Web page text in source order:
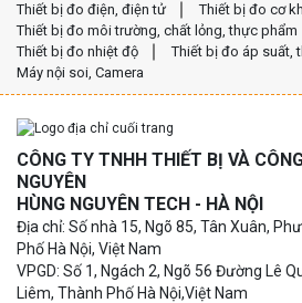
Thiết bị đo điện, điện tử
Thiết bị đo cơ
Thiết bị đo môi trường, chất lỏng, thực phẩm
Thiết bị đo nhiệt độ
Thiết bị đo áp suất,
Máy nội soi, Camera
CÔNG TY TNHH THIẾT BỊ VÀ
NGUYÊN
HÙNG NGUYÊN TECH - HÀ NỘI
Địa chỉ: Số nhà 15, Ngõ 85, Tân Xuân,
Phố Hà Nội, Việt Nam
VPGD: Số 1, Ngách 2, Ngõ 56 Đường Lê
Liêm, Thành Phố Hà Nội,Việt Nam